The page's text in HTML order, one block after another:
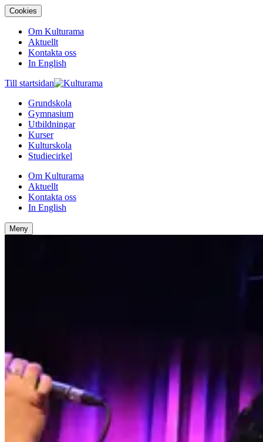
Cookies
Om Kulturama
Aktuellt
Kontakta oss
In English
Till startsidan
Grundskola
Gymnasium
Utbildningar
Kurser
Kulturskola
Studiecirkel
Om Kulturama
Aktuellt
Kontakta oss
In English
Meny